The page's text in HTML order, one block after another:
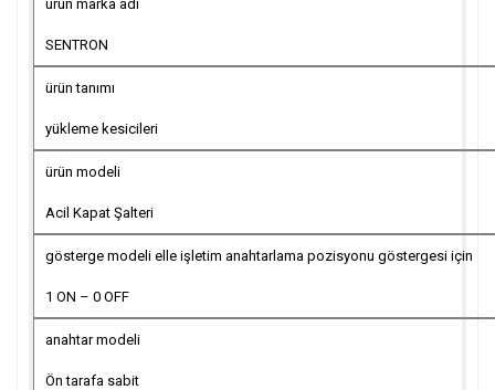
ürün marka adı
SENTRON
ürün tanımı
yükleme kesicileri
ürün modeli
Acil Kapat Şalteri
gösterge modeli elle işletim anahtarlama pozisyonu göstergesi için
1 ON – 0 OFF
anahtar modeli
Ön tarafa sabit